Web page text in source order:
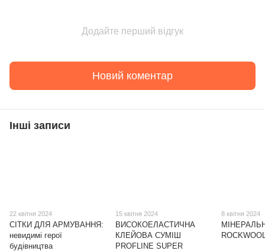
Додайте перший відгук
Новий коментар
Інші записи
22 квітня 2024
СІТКИ ДЛЯ АРМУВАННЯ:
невидимі герої
будівництва
15 квітня 2024
ВИСОКОЕЛАСТИЧНА
КЛЕЙОВА СУМІШ
PROFLINE SUPER
8 квітня 2024